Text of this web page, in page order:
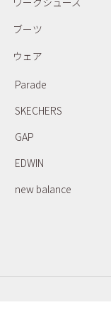
ブーツ
ウェア
Parade
SKECHERS
GAP
EDWIN
new balance